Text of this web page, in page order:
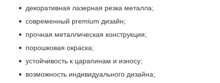
декоративная лазерная резка металла;
современный premium дизайн;
прочная металлическая конструкция;
порошковая окраска;
устойчивость к царапинам и износу;
возможность индивидуального дизайна;